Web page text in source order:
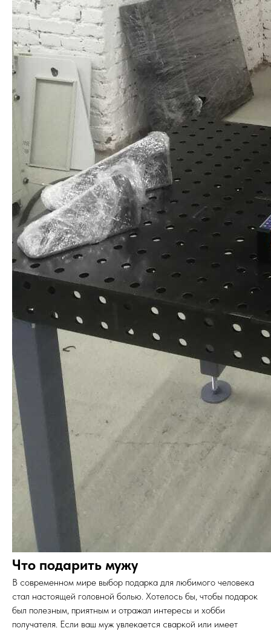
Что подарить мужу
В современном мире выбор подарка для любимого человека
стал настоящей головной болью. Хотелось бы, чтобы подарок
был полезным, приятным и отражал интересы и хобби
получателя. Если ваш муж увлекается сваркой или имеет